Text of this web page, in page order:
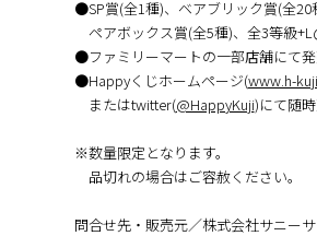
●SP賞(全1種)、ベアブリック賞(全20
ペアボックス賞(全5種)、全3等級
●ファミリーマートの一部店舗にて
●Happyくじホームページ(www.h-
またはtwitter(@HappyKuji)にて随
※数量限定となります。
品切れの場合はご容赦ください。
問合せ先・販売元／株式会社サニー